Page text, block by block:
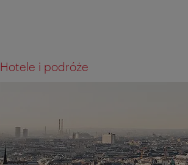
Hotele i podróże